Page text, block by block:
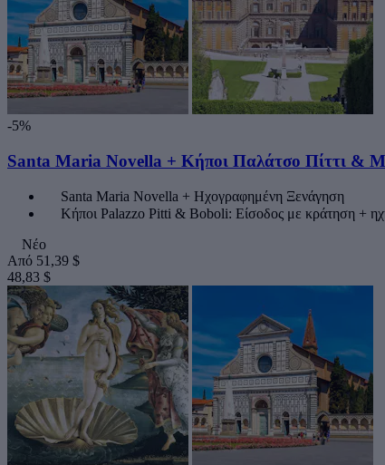
-5%
Santa Maria Novella + Κήποι Παλάτσο Πίττι &
Santa Maria Novella + Ηχογραφημένη Ξενάγηση
Κήποι Palazzo Pitti & Boboli: Είσοδος με κράτηση +
Νέο
Από 51,39 $
48,83 $